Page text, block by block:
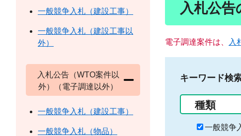
入札公告
電子調達案件は、 入
キーワード検
種類
一般競争
一般競争入札（建設工事）
一般競争入札（建設工事以
外）
入札公告（WTO案件以
外）（電子調達以外）
一般競争入札（建設工事）
一般競争入札（物品）